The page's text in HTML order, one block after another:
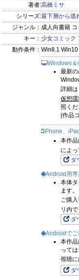
著者:高橋ミサ
シリーズ:最下層から逃
ジャンル： 成人向書籍 コ
キー： 少女コミック
動作条件： Win8.1
Windows＆
最新
詳細は
仮想環
照くだ
(作品
iPhone、
本作品
によ
ダ
Android用
本体
ます。
ご購入
リ内
ダ
Androidでご
本作
って
視聴に
ダ